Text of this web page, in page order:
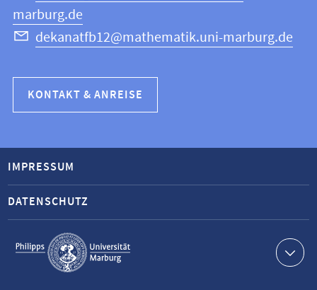
marburg.de
dekanatfb12@mathematik.uni-marburg.de
KONTAKT & ANREISE
Service-
Navigation
IMPRESSUM
DATENSCHUTZ